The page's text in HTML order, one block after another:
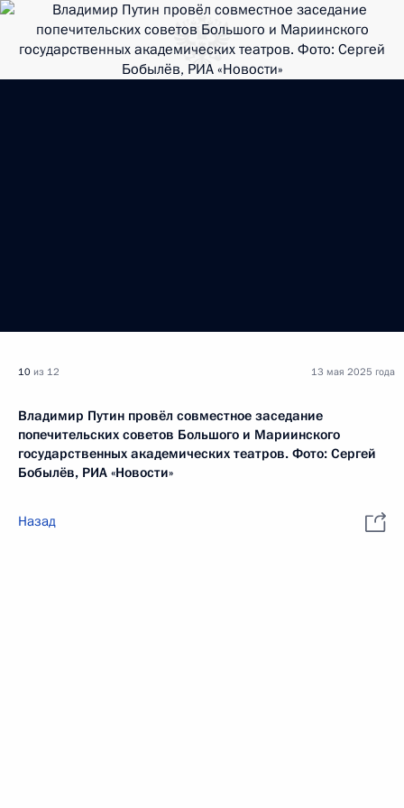
10 из 12
Владимир Путин провёл совместное заседание
попечительских советов Большого и Мариинского
государственных академических театров. Фото: Сергей
Бобылёв, РИА «Новости»
13 мая 2025 года
Назад